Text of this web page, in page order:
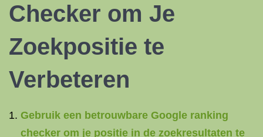
Checker om Je
Zoekpositie te
Verbeteren
Gebruik een betrouwbare Google ranking
checker om je positie in de zoekresultaten te